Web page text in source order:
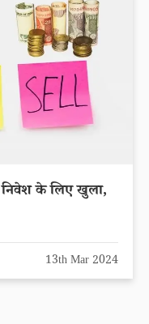
के लिए खुला,
13th Mar 2024